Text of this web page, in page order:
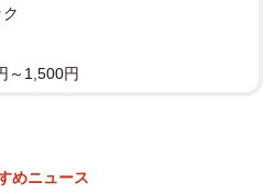
資料より作成）
～1,500円
めニュース